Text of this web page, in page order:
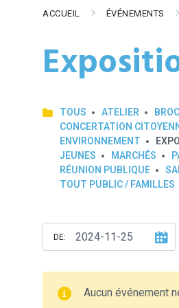
ACCUEIL ÉVÉNEMENTS
TOUS ATELIER
CONCERTATION
ENVIRONNEMENT
JEUNES
MARCHÉS
RÉUNION PUBLIQUE
TOUT PUBLIC / FAMILLES
DE:
Aucun événement